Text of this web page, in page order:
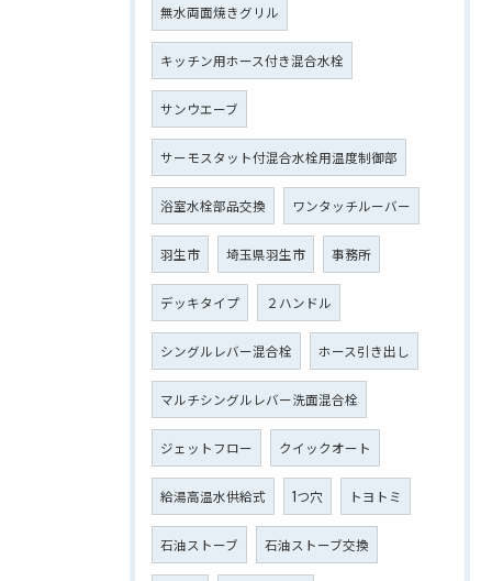
無水両面焼きグリル
キッチン用ホース付き混合水栓
サンウエーブ
サーモスタット付混合水栓用温度制御部
浴室水栓部品交換 ワンタッチルーバー
羽生市 埼玉県羽生市 事務所
デッキタイプ ２ハンドル
シングルレバー混合栓 ホース引き出し
マルチシングルレバー洗面混合栓
ジェットフロー クイックオート
給湯高温水供給式 1つ穴 トヨトミ
石油ストーブ 石油ストーブ交換